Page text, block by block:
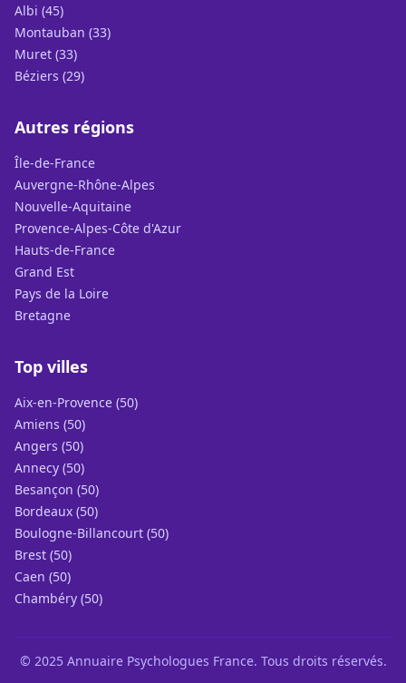
Albi (45)
Montauban (33)
Muret (33)
Béziers (29)
Autres régions
Île-de-France
Auvergne-Rhône-Alpes
Nouvelle-Aquitaine
Provence-Alpes-Côte d'Azur
Hauts-de-France
Grand Est
Pays de la Loire
Bretagne
Top villes
Aix-en-Provence (50)
Amiens (50)
Angers (50)
Annecy (50)
Besançon (50)
Bordeaux (50)
Boulogne-Billancourt (50)
Brest (50)
Caen (50)
Chambéry (50)
© 2025 Annuaire Psychologues France. Tous droits réservés.